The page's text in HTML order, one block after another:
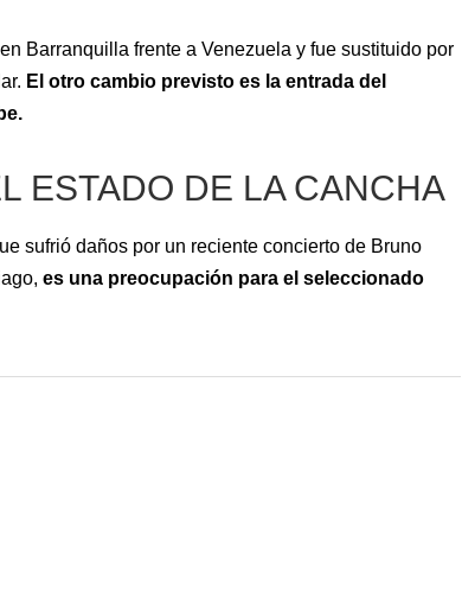
Barranquilla frente a Venezuela y fue sustituido por
El otro cambio previsto es la entrada del
ESTADO DE LA CANCHA
sufrió daños por un reciente concierto de Bruno
es una preocupación para el seleccionado